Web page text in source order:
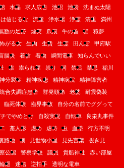
水晶 求人広告 池沼 池袋
沈まぬ太陽
信じるな 流産 浄水場 浄霊 清里
満州
数の足跡 煙突 爪痕 牛の首 猫
猿夢
がる女 生肉 生贄 生霊 田んぼ
甲府駅
腸炎 着信 着物 瞬間電車
知らんでいい
祟 祟られ屋 祟り 祠 禁后 禁忌
稲川
分裂症 精神疾患 精神病院
精神障害者
統合失調症患者 群発頭痛 老婆
耐震偽装
臨死体験 臨界事故
自分の名前でググって
でやめとけ 自殺実況 自転車
良栄丸事件
藁人形 虐め 虐待 虫 血塗
行方不明
路地 襖 見世物小屋 見先言葉
覗き見
公認 警察学校 議員 貴船神社
赤い部屋
輪廻 迷信 逆拍手
透明な電車